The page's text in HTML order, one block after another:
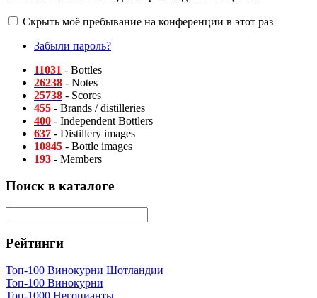
Скрыть моё пребывание на конференции в этот раз
Забыли пароль?
11031 - Bottles
26238 - Notes
25738 - Scores
455 - Brands / distilleries
400 - Independent Bottlers
637 - Distillery images
10845 - Bottle images
193 - Members
Поиск в каталоге
Рейтинги
Топ-100 Винокурни Шотландии
Топ-100 Винокурни